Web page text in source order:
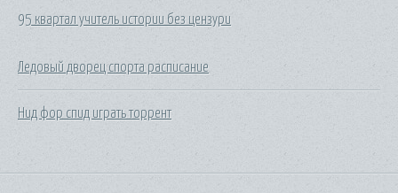
95 квартал учитель истории без цензури
Ледовый дворец спорта расписание
Нид фор спид играть торрент